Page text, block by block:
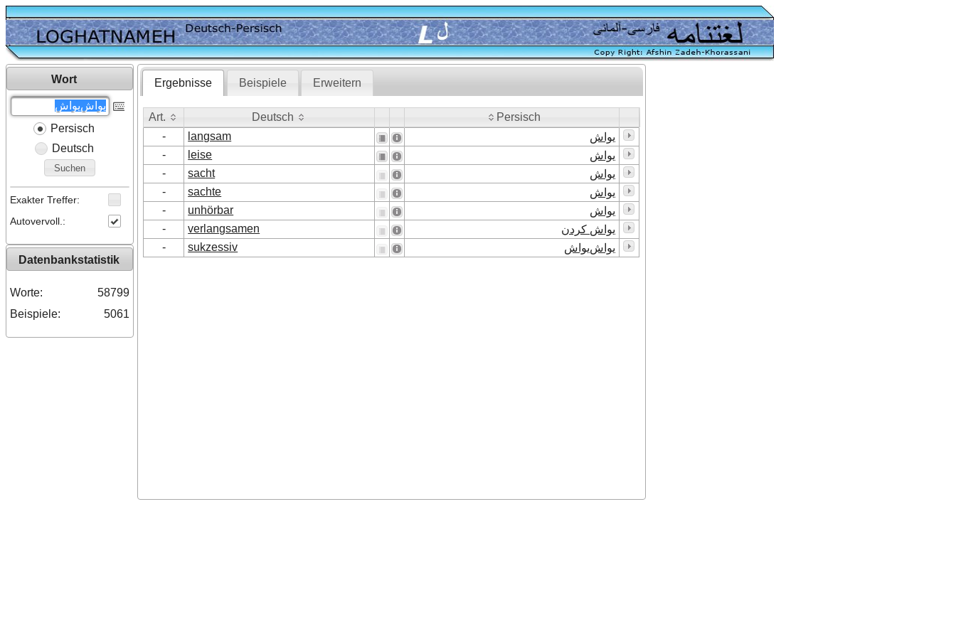
Wort
Persisch
Deutsch
Suchen
Exakter Treffer:
Autovervoll.:
Datenbankstatistik
Worte:
58799
Beispiele:
5061
Ergebnisse Beispiele Erweitern
Art. Deutsch
Persisch
- langsam
یواش
-
leise
یواش
-
sacht
یواش
-
sachte
یواش
-
unhörbar
یواش
-
verlangsamen
یواش کردن
-
sukzessiv یواش‌یواش